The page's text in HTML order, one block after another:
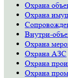
Охрана
Охрана
Внутри-
Охрана
Охрана АЗС
Охрана
Охрана